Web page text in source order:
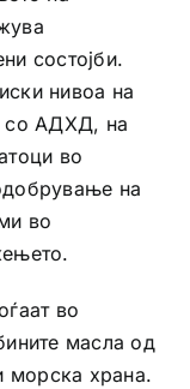
состојби.
нивоа на
со АДХД, на
во
на
во
во
масла од
морска храна.